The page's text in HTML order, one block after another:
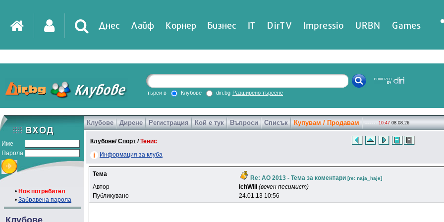
Днес Лайф Корнер Бизнес IT DirTV Impressio URBN Games
търси в Клубове diri.bg Разширено търсене
Име
Парола
• Нов потребител
• Забравена парола
Клубове
Клубове Дирене Регистрация Кой е тук Въпроси Списък Купувам / Продавам 10:47 08.08.26
Клубове/Спорт /Тенис
Информация за клуба
Тема
Re: АО 2013 - Тема за коментари [re: naja_haje]
Автор lchWill
(вечен песимист)
Публикувано
24.01.13 10:56